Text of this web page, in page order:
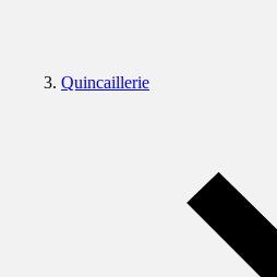
Quincaillerie